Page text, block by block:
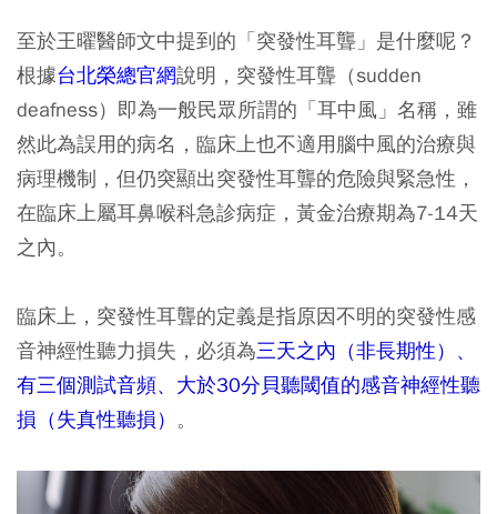
至於王曜醫師文中提到的「突發性耳聾」是什麼呢？
根據台北榮總官網說明，突發性耳聾（sudden
deafness）即為一般民眾所謂的「耳中風」名稱，雖
然此為誤用的病名，臨床上也不適用腦中風的治療與
病理機制，但仍突顯出突發性耳聾的危險與緊急性，
在臨床上屬耳鼻喉科急診病症，黃金治療期為7-14天
之內。
臨床上，突發性耳聾的定義是指原因不明的突發性感
音神經性聽力損失，必須為三天之內（非長期性）、
有三個測試音頻、大於30分貝聽閾值的感音神經性聽
損（失真性聽損） 。